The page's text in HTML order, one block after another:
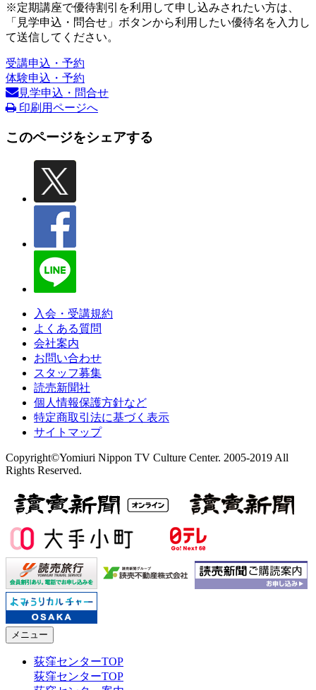
※定期講座で優待割引を利用して申し込みされたい方は、
「見学申込・問合せ」ボタンから利用したい優待名を入力し
て送信してください。
受講申込・予約
体験申込・予約
見学申込・問合せ
印刷用ページへ
このページをシェアする
入会・受講規約
よくある質問
会社案内
お問い合わせ
スタッフ募集
読売新聞社
個人情報保護方針など
特定商取引法に基づく表示
サイトマップ
Copyright©Yomiuri Nippon TV Culture Center. 2005-2019 All
Rights Reserved.
メニュー
荻窪センターTOP
荻窪センターTOP